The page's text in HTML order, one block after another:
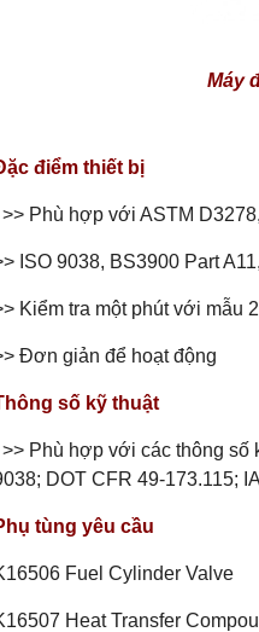
Máy
điểm thiết bị
>> Phù hợp với ASTM
ISO 9038, BS3900 Part
Kiểm tra một phút với mẫu
Đơn giản để hoạt động
số kỹ thuật
>> Phù hợp với các thông số
DOT CFR 49-173.115;
tùng yêu cầu
Fuel Cylinder Valve
Heat Transfer